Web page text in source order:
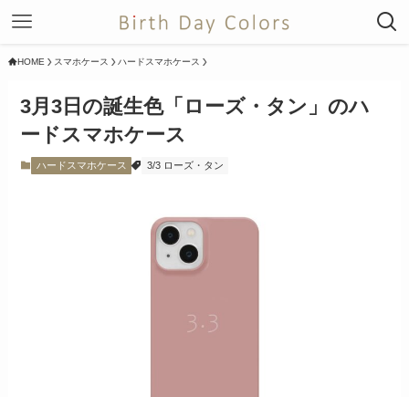
HOME スマホケース ハードスマホケース
3月3日の誕生色「ローズ・タン」のハ
ードスマホケース
ハードスマホケース 3/3 ローズ・タン